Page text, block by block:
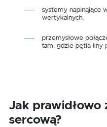
systemy napinające
wertykalnych,
przemysłowe
tam, gdzie pętla liny
Jak prawidłowo
sercową?